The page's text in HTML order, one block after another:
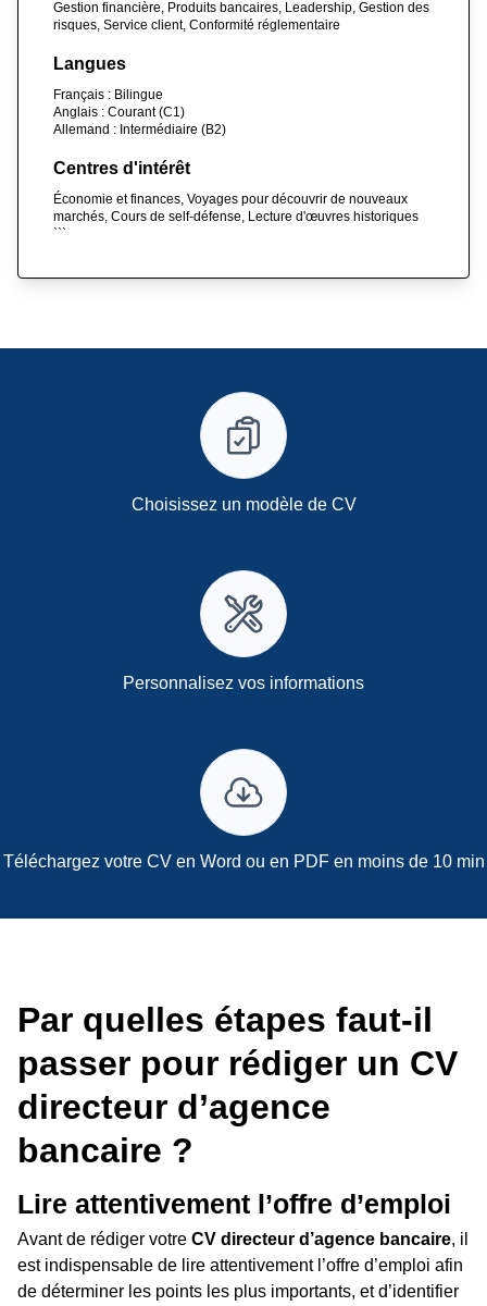
Gestion financière, Produits bancaires, Leadership, Gestion des
risques, Service client, Conformité réglementaire
Langues
Français : Bilingue
Anglais : Courant (C1)
Allemand : Intermédiaire (B2)
Centres d'intérêt
Économie et finances, Voyages pour découvrir de nouveaux
marchés, Cours de self-défense, Lecture d'œuvres historiques
```
Choisissez un modèle de CV
Personnalisez vos informations
Téléchargez votre CV en Word ou en PDF en moins de 10 min
Par quelles étapes faut-il
passer pour rédiger un CV
directeur d’agence
bancaire ?
Lire attentivement l’offre d’emploi
Avant de rédiger votre CV directeur d’agence bancaire, il
est indispensable de lire attentivement l’offre d’emploi afin
de déterminer les points les plus importants, et d’identifier